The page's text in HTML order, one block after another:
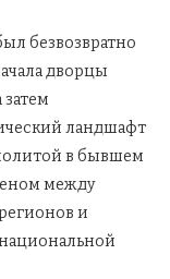
безвозвратно
дворцы
ландшафт
в бывшем
между
и